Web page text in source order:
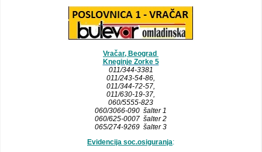
Vračar, Beograd
Kneginje Zorke 5
011/344-3381
011/243-54-86,
011/344-72-57,
011/630-19-37,
060/5555-823
060/3066-090 šalter 1
060/625-0007 šalter 2
065/274-9269 šalter 3
Evidencija soc.osiguranja: